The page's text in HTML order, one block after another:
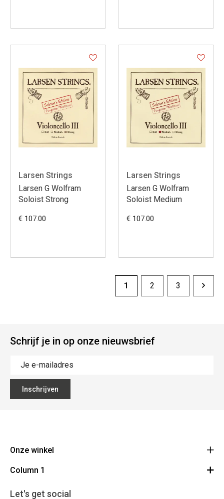
Larsen Strings
Larsen G Wolfram
Soloist Strong
€ 107.00
Larsen Strings
Larsen G Wolfram
Soloist Medium
€ 107.00
1 2 3
Schrijf je in op onze nieuwsbrief
Inschrijven
Onze winkel
Mallebergplaats 13 - 8000 Brugge
050/33 25 75
Column 1
Cadeaubon
Let's get social